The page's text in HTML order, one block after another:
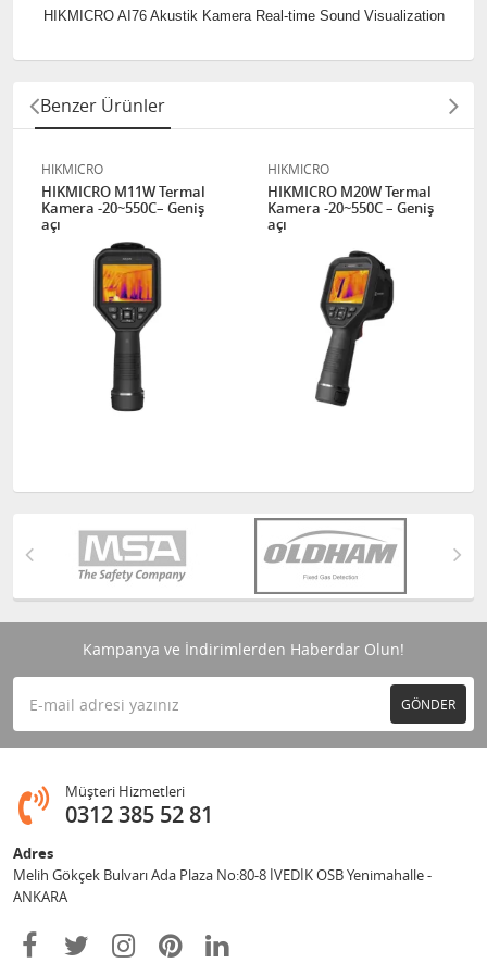
HIKMICRO AI76 Akustik Kamera Real-time Sound Visualization
Benzer Ürünler
HIKMICRO
HIKMICRO M11W Termal
Kamera -20~550C– Geniş
açı
HIKMICRO
HIKMICRO M20W Termal
Kamera -20~550C – Geniş
açı
Kampanya ve İndirimlerden Haberdar Olun!
GÖNDER
Müşteri Hizmetleri
0312 385 52 81
Adres
Melih Gökçek Bulvarı Ada Plaza No:80-8 İVEDİK OSB Yenimahalle -
ANKARA